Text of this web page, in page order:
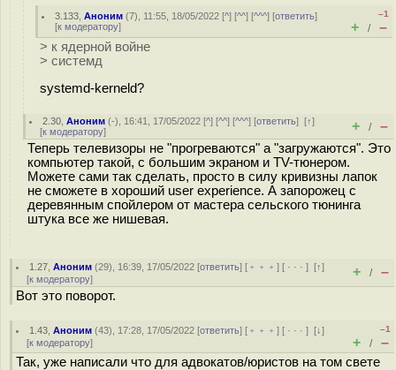
3.133 ,Аноним (7), 11:55, 18/05/2022 [^] [^^] [^^^] [ответить]
[к модератору]
–1
+ / –
> к ядерной войне
> системд
systemd-kerneld?
2.30 ,Аноним (-), 16:41, 17/05/2022 [^] [^^] [^^^] [ответить][↑]
[к модератору] + / –
Теперь телевизоры не "прогреваются" а "загружаются". Это
компьютер такой, с большим экраном и TV-тюнером.
Можете сами так сделать, просто в силу кривизны лапок
не сможете в хороший user experience. А запорожец с
деревянным спойлером от мастера сельского тюнинга
штука все же нишевая.
1.27 ,Аноним (29), 16:39, 17/05/2022 [ответить] [ ﹢﹢﹢] [ · · ·][↑]
[к модератору] + / –
Вот это поворот.
1.43 ,Аноним (43), 17:28, 17/05/2022 [ответить] [ ﹢﹢﹢] [ · · ·][↓]
[к модератору]
–1
+ / –
Так, уже написали что для адвокатов/юристов на том свете